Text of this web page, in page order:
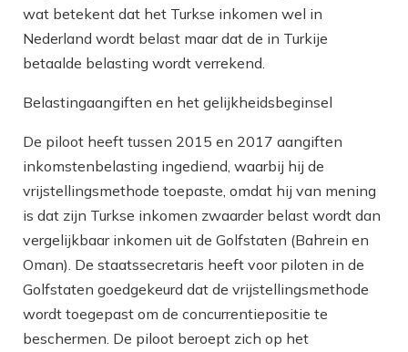
wat betekent dat het Turkse inkomen wel in
Nederland wordt belast maar dat de in Turkije
betaalde belasting wordt verrekend.
Belastingaangiften en het gelijkheidsbeginsel
De piloot heeft tussen 2015 en 2017 aangiften
inkomstenbelasting ingediend, waarbij hij de
vrijstellingsmethode toepaste, omdat hij van mening
is dat zijn Turkse inkomen zwaarder belast wordt dan
vergelijkbaar inkomen uit de Golfstaten (Bahrein en
Oman). De staatssecretaris heeft voor piloten in de
Golfstaten goedgekeurd dat de vrijstellingsmethode
wordt toegepast om de concurrentiepositie te
beschermen. De piloot beroept zich op het